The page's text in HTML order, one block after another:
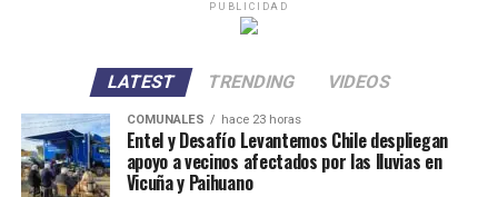
PUBLICIDAD
LATEST TRENDING VIDEOS
COMUNALES hace 23 horas
Entel y Desafío Levantemos Chile despliegan
apoyo a vecinos afectados por las lluvias en
Vicuña y Paihuano